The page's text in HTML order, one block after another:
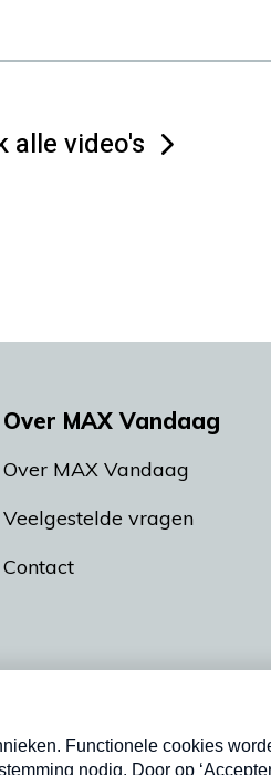
alle video's
Over MAX Vandaag
Over MAX Vandaag
Veelgestelde vragen
Contact